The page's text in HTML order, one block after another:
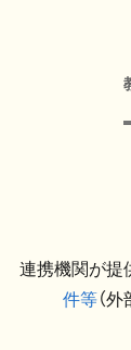
連携機関が提
件等（